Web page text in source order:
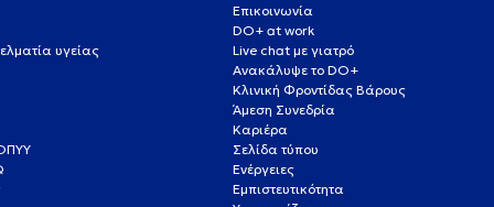
υγείας
Επικοινωνία
DO+ at work
Live chat με γιατρό
Ανακάλυψε το DO+
Κλινική Φροντίδας Βάρους
Άμεση Συνεδρία
Καριέρα
Σελίδα τύπου
Ενέργειες
Εμπιστευτικότητα